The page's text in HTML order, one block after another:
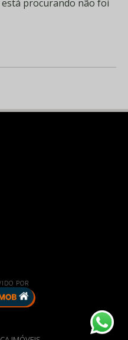
está procurando não foi
POR